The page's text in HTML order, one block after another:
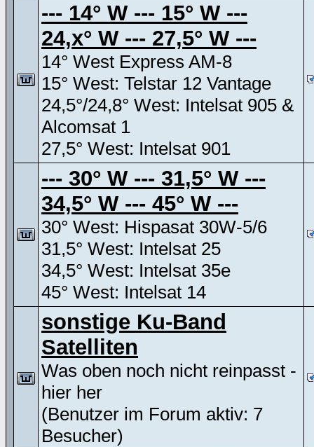
--- 14° W --- 15° W ---
24,x° W --- 27,5° W ---
14° West Express AM-8
15° West: Telstar 12 Vantage
24,5°/24,8° West: Intelsat 905 &
Alcomsat 1
27,5° West: Intelsat 901
--- 30° W --- 31,5° W ---
34,5° W --- 45° W ---
30° West: Hispasat 30W-5/6
31,5° West: Intelsat 25
34,5° West: Intelsat 35e
45° West: Intelsat 14
sonstige Ku-Band
Satelliten
Was oben noch nicht reinpasst -
hier her
(Benutzer im Forum aktiv: 7
Besucher)